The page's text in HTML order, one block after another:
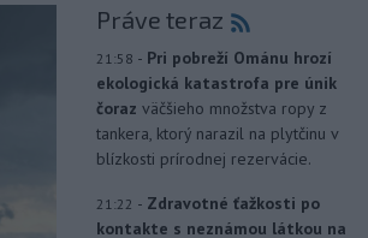
Práve teraz
21:58 - Pri pobreží Ománu hrozí
ekologická katastrofa pre únik
čoraz väčšieho množstva ropy z
tankera, ktorý narazil na plytčinu v
blízkosti prírodnej rezervácie.
21:22 - Zdravotné ťažkosti po
kontakte s neznámou látkou na